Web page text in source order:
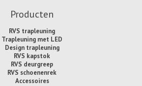
Producten
RVS trapleuning
Trapleuning met LED
Design trapleuning
RVS kapstok
RVS deurgreep
RVS schoenenrek
Accessoires